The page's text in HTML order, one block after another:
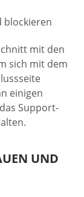
blockieren
mit den
sich mit dem
einigen
Support-
UND